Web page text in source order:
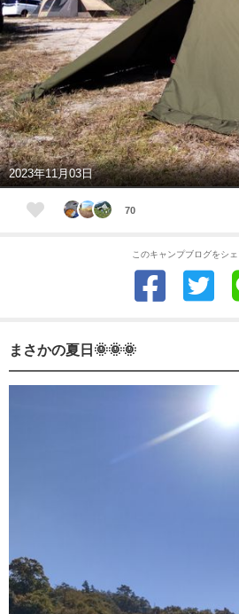
2023年11月03日
70
このキャンプブログをシ
まさかの夏日🌞🌞🌞